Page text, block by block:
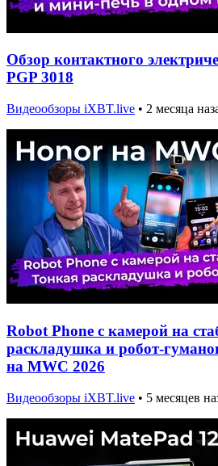
Обзор контактного
PGP 3018
Видеообзоры iXBT.live • 2 месяца
Robot Phone с камерой на
раскладушка и робот-
на MWC 2026
Видеообзоры iXBT.live • 5 месяцев